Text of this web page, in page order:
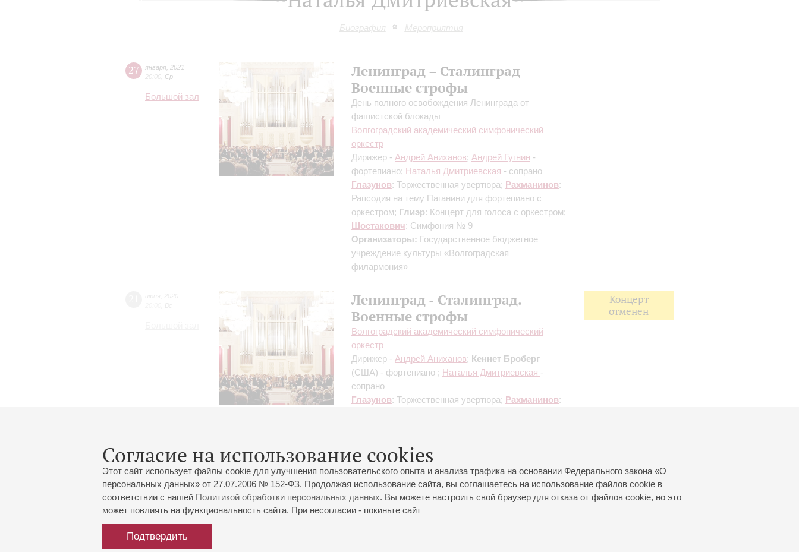
Биография Мероприятия
Согласие на использование cookies
Этот сайт использует файлы cookie для улучшения пользовательского опыта и анализа трафика на основании Федерального закона «О
персональных данных» от 27.07.2006 № 152-ФЗ. Продолжая использование сайта, вы соглашаетесь на использование файлов cookie в
соответствии с нашей Политикой обработки персональных данных. Вы можете настроить свой браузер для отказа от файлов cookie, но это
может повлиять на функциональность сайта. При несогласии - покиньте сайт
Подтвердить
27 января 2021
20:00 Ср
Большой зал
Ленинград – Сталинград
Военные строфы
День полного освобождения Ленинграда от
фашистской блокады
Волгоградский академический симфонический
оркестр
Дирижер - Андрей Аниханов; Андрей Гугнин -
фортепиано; Наталья Дмитриевская - сопрано
Глазунов: Торжественная увертюра; Рахманинов:
Рапсодия на тему Паганини для фортепиано с
оркестром; Глиэр: Концерт для голоса с оркестром;
Шостакович: Симфония № 9
Организаторы: Государственное бюджетное
учреждение культуры «Волгоградская
филармония»
Ленинград - Сталинград.
Военные строфы
Волгоградский академический симфонический
оркестр
Дирижер - Андрей Аниханов; Кеннет Броберг
(США) - фортепиано ; Наталья Дмитриевская -
сопрано
Глазунов: Торжественная увертюра; Рахманинов:
Организаторы:ИП Мещряков Антон Сергеевич
Концерт
отменен